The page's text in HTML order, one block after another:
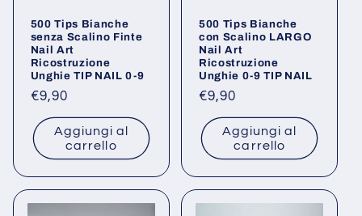
500 Tips Bianche
senza Scalino Finte
Nail Art
Ricostruzione
Unghie TIP NAIL 0-9
Prezzo
listino
€9,90
Aggiungi al
carrello
500 Tips Bianche
con Scalino LARGO
Nail Art
Ricostruzione
Unghie 0-9 TIP NAIL
Prezzo
listino
€9,90
Aggiungi al
carrello